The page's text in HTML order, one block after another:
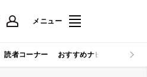
メニュー
読者コーナー おすすめナビ マイナビ